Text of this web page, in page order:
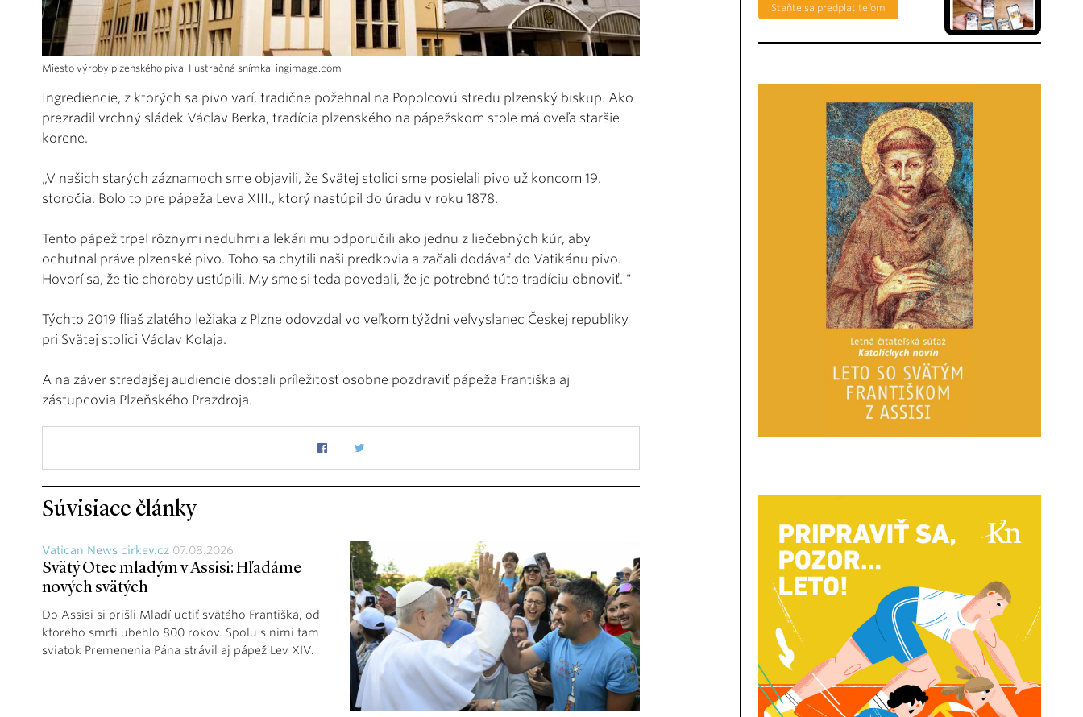
Miesto výroby plzenského piva. Ilustračná snímka: ingimage.com
Ingrediencie, z ktorých sa pivo varí, tradične požehnal na Popolcovú stredu plzenský biskup. Ako
prezradil vrchný sládek Václav Berka, tradícia plzenského na pápežskom stole má oveľa staršie
korene.
„V našich starých záznamoch sme objavili, že Svätej stolici sme posielali pivo už koncom 19.
storočia. Bolo to pre pápeža Leva XIII., ktorý nastúpil do úradu v roku 1878.
Tento pápež trpel rôznymi neduhmi a lekári mu odporučili ako jednu z liečebných kúr, aby
ochutnal práve plzenské pivo. Toho sa chytili naši predkovia a začali dodávať do Vatikánu pivo.
Hovorí sa, že tie choroby ustúpili. My sme si teda povedali, že je potrebné túto tradíciu obnoviť. "
Týchto 2019 fliaš zlatého ležiaka z Plzne odovzdal vo veľkom týždni veľvyslanec Českej republiky
pri Svätej stolici Václav Kolaja.
A na záver stredajšej audiencie dostali príležitosť osobne pozdraviť pápeža Františka aj
zástupcovia Plzeňského Prazdroja.
Súvisiace články
Vatican News cirkev.cz 07.08.2026
Svätý Otec mladým v Assisi: Hľadáme
nových svätých
Do Assisi si prišli Mladí uctiť svätého Františka, od
ktorého smrti ubehlo 800 rokov. Spolu s nimi tam
sviatok Premenenia Pána strávil aj pápež Lev XIV.
Staňte sa predplatiteľom